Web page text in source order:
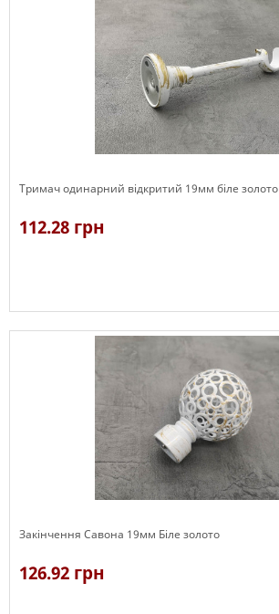
Тримач одинарний відкритий 19мм біле золото
112.28 грн
Закінчення Савона 19мм Біле золото
126.92 грн